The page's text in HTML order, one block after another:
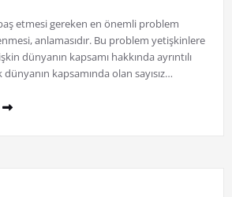
etmesi gereken en önemli problem
anlamasıdır. Bu problem yetişkinlere
dünyanın kapsamı hakkında ayrıntılı
kapsamında olan sayısız…